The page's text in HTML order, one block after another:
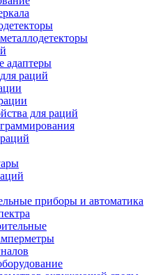
адаптеры
раций
для раций
приборы и автоматика